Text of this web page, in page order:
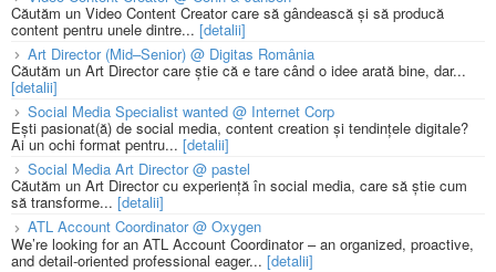
Căutăm un Video Content Creator care să gândească și să producă
content pentru unele dintre... [detalii]
Art Director (Mid–Senior) @ Digitas România
Căutăm un Art Director care știe că e tare când o idee arată bine, dar...
[detalii]
Social Media Specialist wanted @ Internet Corp
Ești pasionat(ă) de social media, content creation și tendințele digitale?
Ai un ochi format pentru... [detalii]
Social Media Art Director @ pastel
Căutăm un Art Director cu experiență în social media, care să știe cum
să transforme... [detalii]
ATL Account Coordinator @ Oxygen
We’re looking for an ATL Account Coordinator – an organized, proactive,
and detail-oriented professional eager... [detalii]